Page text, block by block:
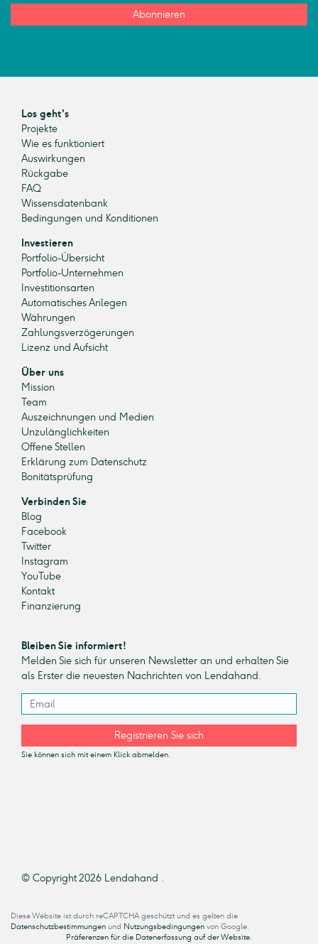
Abonnieren
Los geht's
Projekte
Wie es funktioniert
Auswirkungen
Rückgabe
FAQ
Wissensdatenbank
Bedingungen und Konditionen
Investieren
Portfolio-Übersicht
Portfolio-Unternehmen
Investitionsarten
Automatisches Anlegen
Währungen
Zahlungsverzögerungen
Lizenz und Aufsicht
Über uns
Mission
Team
Auszeichnungen und Medien
Unzulänglichkeiten
Offene Stellen
Erklärung zum Datenschutz
Bonitätsprüfung
Verbinden Sie
Blog
Facebook
Twitter
Instagram
YouTube
Kontakt
Finanzierung
Bleiben Sie informiert!
Melden Sie sich für unseren Newsletter an und erhalten Sie
als Erster die neuesten Nachrichten von Lendahand.
Registrieren Sie sich
Sie können sich mit einem Klick abmelden.
© Copyright 2026 Lendahand .
Diese Website ist durch reCAPTCHA geschützt und es gelten die
Datenschutzbestimmungen und Nutzungsbedingungen von Google.
Präferenzen für die Datenerfassung auf der Website.